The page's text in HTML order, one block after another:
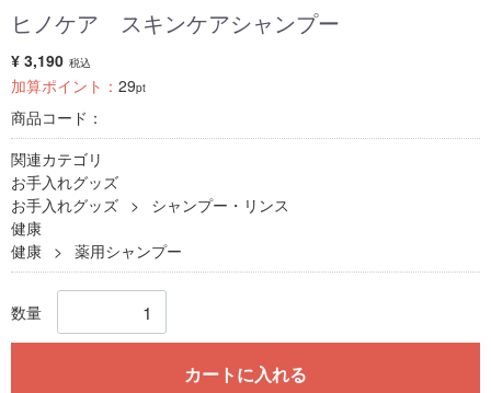
ヒノケア スキンケアシャンプー
¥ 3,190 税込
加算ポイント： 29pt
商品コード：
関連カテゴリ
お手入れグッズ
お手入れグッズ
シャンプー・リンス
健康
健康
薬用シャンプー
数量
カートに入れる